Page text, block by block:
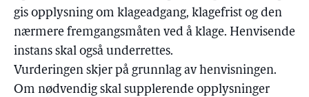
gis opplysning om klageadgang, klagefrist og den
nærmere fremgangsmåten ved å klage. Henvisende
instans skal også underrettes.
Vurderingen skjer på grunnlag av henvisningen.
Om nødvendig skal supplerende opplysninger